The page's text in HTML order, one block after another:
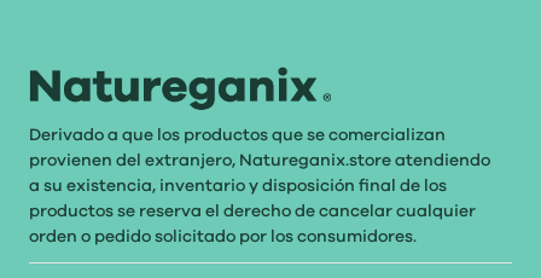
Derivado a que los productos que se comercializan
provienen del extranjero, Natureganix.store atendiendo
a su existencia, inventario y disposición final de los
productos se reserva el derecho de cancelar cualquier
orden o pedido solicitado por los consumidores.